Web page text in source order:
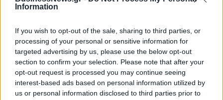
Information
If you wish to opt-out of the sale, sharing to third parties, or
processing of your personal or sensitive information for
targeted advertising by us, please use the below opt-out
section to confirm your selection. Please note that after your
opt-out request is processed you may continue seeing
interest-based ads based on personal information utilized by
us or personal information disclosed to third parties prior to
ΥΠΑΑΤ: Επιπλέον 12,5 εκατ. ευρώ στις Περιφέρειες
για την ενίσχυση της βιοασφάλειας
07/08/2026 - 17:02 ΟΙΚΟΝΟΜΙΑ
Deloitte Ελλάδος: Χρηματοοικονομικός σύμβουλος
της ΔΕΗ για την είσοδο στην πολωνική αγορά
ενέργειας